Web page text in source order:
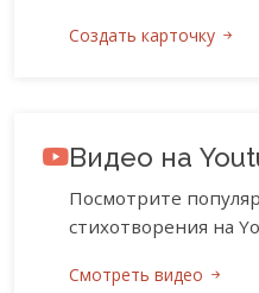
Создать карточку
Видео на
Посмотрите
стихотворения на
Смотреть видео